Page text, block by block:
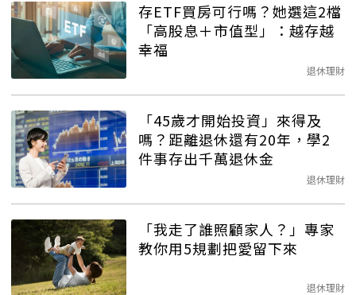
存ETF買房可行嗎？她選這2檔
「高股息＋市值型」：越存越
幸福
退休理財
「45歲才開始投資」來得及
嗎？距離退休還有20年，學2
件事存出千萬退休金
退休理財
「我走了誰照顧家人？」專家
教你用5規劃把愛留下來
退休理財